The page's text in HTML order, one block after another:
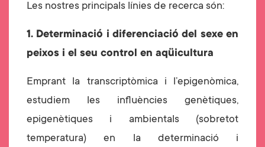
Les nostres principals línies de recerca són:
1. Determinació i diferenciació del sexe en
peixos i el seu control en aqüicultura
Emprant la transcriptòmica i l’epigenòmica,
estudiem les influències genètiques,
epigenètiques i ambientals (sobretot
temperatura) en la determinació i